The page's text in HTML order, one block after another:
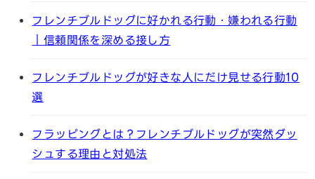
フレンチブルドッグに好かれる行動・嫌われる行動
｜信頼関係を深める接し方
フレンチブルドッグが好きな人にだけ見せる行動10
選
フラッピングとは？フレンチブルドッグが突然ダッ
シュする理由と対処法